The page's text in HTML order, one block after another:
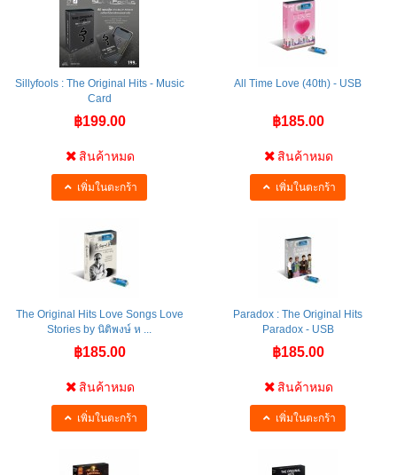
Sillyfools : The Original Hits - Music
Card
฿199.00
สินค้าหมด
เพิ่มในตะกร้า
All Time Love (40th) - USB
฿185.00
สินค้าหมด
เพิ่มในตะกร้า
The Original Hits Love Songs Love
Stories by นิติพงษ์ ห ...
฿185.00
สินค้าหมด
เพิ่มในตะกร้า
Paradox : The Original Hits
Paradox - USB
฿185.00
สินค้าหมด
เพิ่มในตะกร้า